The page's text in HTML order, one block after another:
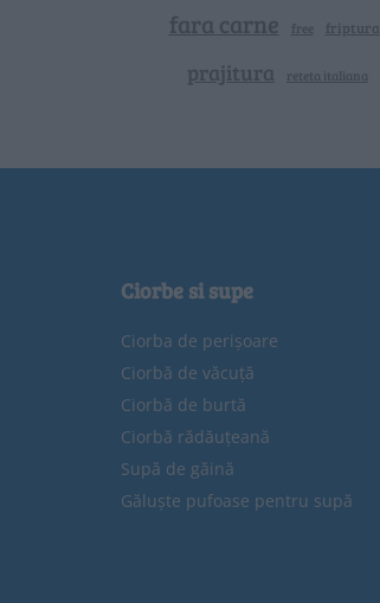
fara carne free friptura
prajitura reteta italiana
Ciorbe si supe
Ciorba de perișoare
Ciorbă de văcuță
Ciorbă de burtă
Ciorbă rădăuțeană
Supă de găină
Găluște pufoase pentru supă